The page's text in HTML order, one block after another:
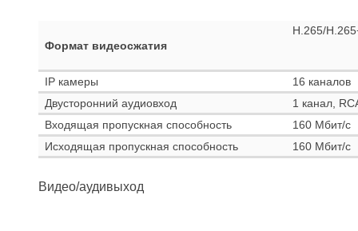
Формат видеосжатия
H.265/
IP камеры
16 каналов
Двусторонний аудиовход
1 канал,
Входящая пропускная способность
160 Мбит/с
Исходящая пропускная способность
160 Мбит/с
Видео/аудивыход